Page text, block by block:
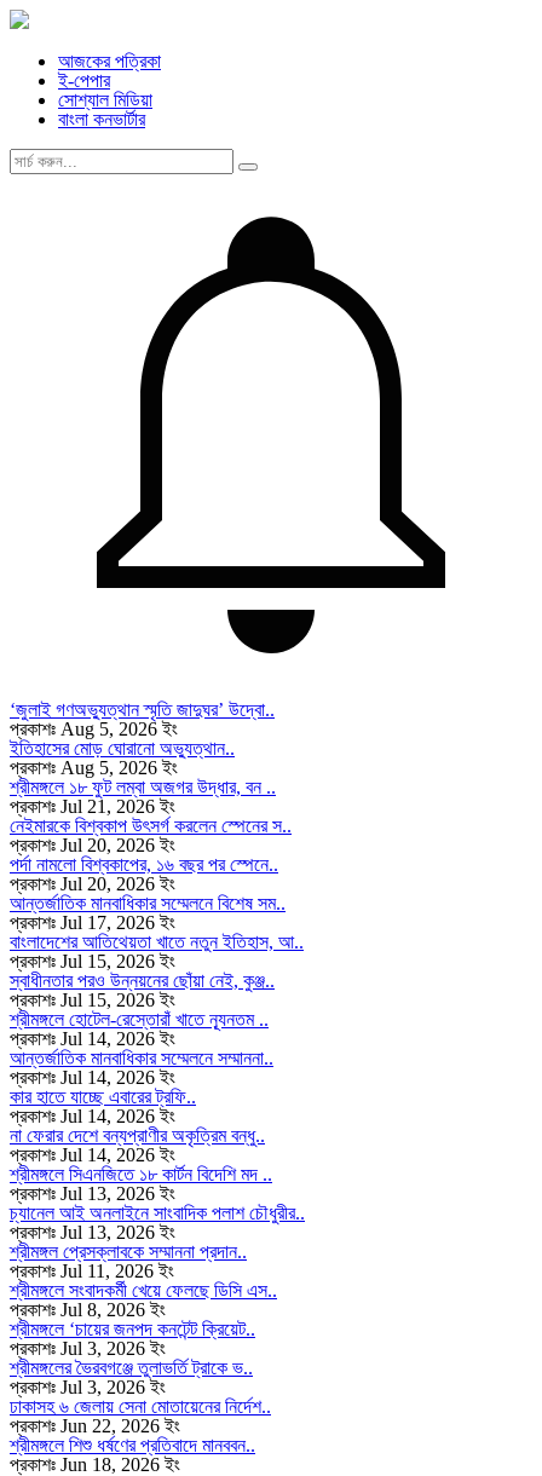
আজকের পত্রিকা
ই-পেপার
সোশ্যাল মিডিয়া
বাংলা কনভার্টার
‘জুলাই গণঅভ্যুত্থান স্মৃতি জাদুঘর’ উদ্বো..
প্রকাশঃ Aug 5, 2026 ইং
ইতিহাসের মোড় ঘোরানো অভ্যুত্থান..
প্রকাশঃ Aug 5, 2026 ইং
শ্রীমঙ্গলে ১৮ ফুট লম্বা অজগর উদ্ধার, বন ..
প্রকাশঃ Jul 21, 2026 ইং
নেইমারকে বিশ্বকাপ উৎসর্গ করলেন স্পেনের স..
প্রকাশঃ Jul 20, 2026 ইং
পর্দা নামলো বিশ্বকাপের, ১৬ বছর পর স্পেনে..
প্রকাশঃ Jul 20, 2026 ইং
আন্তর্জাতিক মানবাধিকার সম্মেলনে বিশেষ সম..
প্রকাশঃ Jul 17, 2026 ইং
বাংলাদেশের আতিথেয়তা খাতে নতুন ইতিহাস, আ..
প্রকাশঃ Jul 15, 2026 ইং
স্বাধীনতার পরও উন্নয়নের ছোঁয়া নেই, কুঞ্জ..
প্রকাশঃ Jul 15, 2026 ইং
শ্রীমঙ্গলে হোটেল-রেস্তোরাঁ খাতে ন্যূনতম ..
প্রকাশঃ Jul 14, 2026 ইং
আন্তর্জাতিক মানবাধিকার সম্মেলনে সম্মাননা..
প্রকাশঃ Jul 14, 2026 ইং
কার হাতে যাচ্ছে এবারের ট্রফি..
প্রকাশঃ Jul 14, 2026 ইং
না ফেরার দেশে বন্যপ্রাণীর অকৃত্রিম বন্ধু..
প্রকাশঃ Jul 14, 2026 ইং
শ্রীমঙ্গলে সিএনজিতে ১৮ কার্টন বিদেশি মদ ..
প্রকাশঃ Jul 13, 2026 ইং
চ্যানেল আই অনলাইনে সাংবাদিক পলাশ চৌধুরীর..
প্রকাশঃ Jul 13, 2026 ইং
শ্রীমঙ্গল প্রেসক্লাবকে সম্মাননা প্রদান..
প্রকাশঃ Jul 11, 2026 ইং
শ্রীমঙ্গলে সংবাদকর্মী খেয়ে ফেলছে ডিসি এস..
প্রকাশঃ Jul 8, 2026 ইং
শ্রীমঙ্গলে ‘চায়ের জনপদ কনটেন্ট ক্রিয়েট..
প্রকাশঃ Jul 3, 2026 ইং
শ্রীমঙ্গলের ভৈরবগঞ্জে তুলাভর্তি ট্রাকে ভ..
প্রকাশঃ Jul 3, 2026 ইং
ঢাকাসহ ৬ জেলায় সেনা মোতায়েনের নির্দেশ..
প্রকাশঃ Jun 22, 2026 ইং
শ্রীমঙ্গলে শিশু ধর্ষণের প্রতিবাদে মানববন..
প্রকাশঃ Jun 18, 2026 ইং